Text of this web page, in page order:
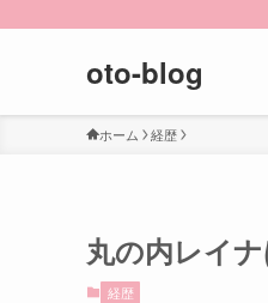
oto-blog
ホーム 経歴
丸の内レイ
経歴